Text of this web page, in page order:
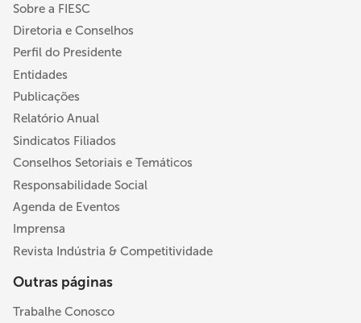
Sobre a FIESC
Diretoria e Conselhos
Perfil do Presidente
Entidades
Publicações
Relatório Anual
Sindicatos Filiados
Conselhos Setoriais e Temáticos
Responsabilidade Social
Agenda de Eventos
Imprensa
Revista Indústria & Competitividade
Outras páginas
Trabalhe Conosco